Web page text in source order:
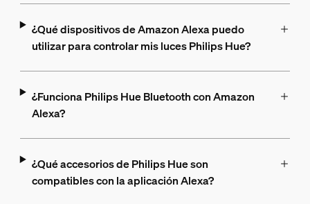
¿Qué dispositivos de Amazon Alexa puedo
utilizar para controlar mis luces Philips Hue?
¿Funciona Philips Hue Bluetooth con Amazon
Alexa?
¿Qué accesorios de Philips Hue son
compatibles con la aplicación Alexa?